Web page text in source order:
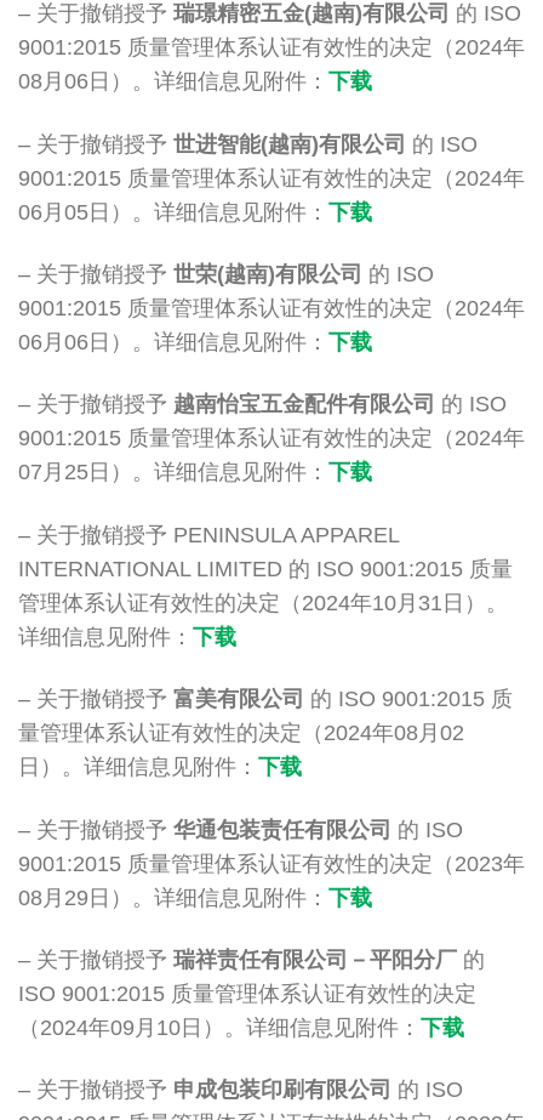
– 关于撤销授予 瑞璟精密五金(越南)有限公司 的 ISO
9001:2015 质量管理体系认证有效性的决定（2024年
08月06日）。详细信息见附件： 下载
– 关于撤销授予 世进智能(越南)有限公司 的 ISO
9001:2015 质量管理体系认证有效性的决定（2024年
06月05日）。详细信息见附件： 下载
– 关于撤销授予 世荣(越南)有限公司 的 ISO
9001:2015 质量管理体系认证有效性的决定（2024年
06月06日）。详细信息见附件： 下载
– 关于撤销授予 越南怡宝五金配件有限公司 的 ISO
9001:2015 质量管理体系认证有效性的决定（2024年
07月25日）。详细信息见附件： 下载
– 关于撤销授予 PENINSULA APPAREL
INTERNATIONAL LIMITED 的 ISO 9001:2015 质量
管理体系认证有效性的决定（2024年10月31日）。
详细信息见附件： 下载
– 关于撤销授予 富美有限公司 的 ISO 9001:2015 质
量管理体系认证有效性的决定（2024年08月02
日）。详细信息见附件： 下载
– 关于撤销授予 华通包装责任有限公司 的 ISO
9001:2015 质量管理体系认证有效性的决定（2023年
08月29日）。详细信息见附件： 下载
– 关于撤销授予 瑞祥责任有限公司－平阳分厂 的
ISO 9001:2015 质量管理体系认证有效性的决定
（2024年09月10日）。详细信息见附件： 下载
– 关于撤销授予 申成包装印刷有限公司 的 ISO